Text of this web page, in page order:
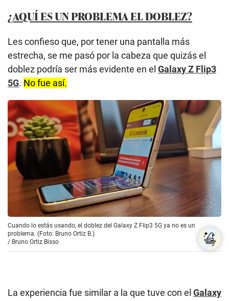
¿AQUÍ ES UN PROBLEMA EL DOBLEZ?
Les confieso que, por tener una pantalla más
estrecha, se me pasó por la cabeza que quizás el
doblez podría ser más evidente en el Galaxy Z Flip3
5G. No fue así.
Cuando lo estás usando, el doblez del Galaxy Z Flip3 5G ya no es un
problema. (Foto: Bruno Ortiz B.)
/ Bruno Ortiz Bisso
La experiencia fue similar a la que tuve con el Galaxy